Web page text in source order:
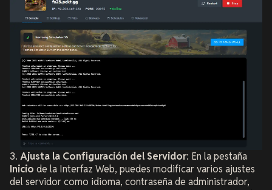
3. Ajusta la Configuración del Servidor: En la pestaña
Inicio de la Interfaz Web, puedes modificar varios ajustes
del servidor como idioma, contraseña de administrador,